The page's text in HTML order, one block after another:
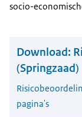
socio-
Download:
(Springzaad)
pagina's